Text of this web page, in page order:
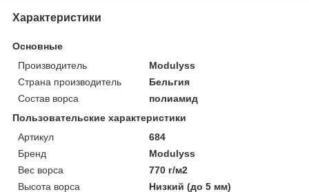
Характеристики
Основные
Производитель
Modulyss
Страна производитель
Бельгия
Состав ворса
полиамид
Пользовательские характеристики
Артикул
684
Бренд
Modulyss
Вес ворса
770 г/м2
Высота ворса
Низкий (до 5 мм)